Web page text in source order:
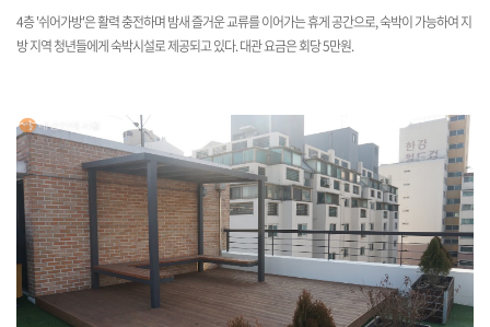
4층 '쉬어가방'은 활력 충전하며 밤새 즐거운 교류를 이어가는 휴게 공간으로, 숙박이 가능하여 지
방 지역 청년들에게 숙박시설로 제공되고 있다. 대관 요금은 회당 5만원.